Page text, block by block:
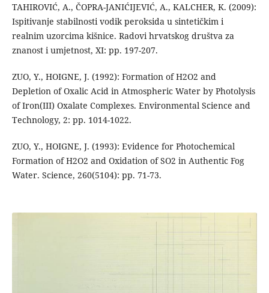
TAHIROVIĆ, A., ČOPRA-JANIĆIJEVIĆ, A., KALCHER, K. (2009):
Ispitivanje stabilnosti vodik peroksida u sintetičkim i
realnim uzorcima kišnice. Radovi hrvatskog društva za
znanost i umjetnost, XI: pp. 197-207.
ZUO, Y., HOIGNE, J. (1992): Formation of H2O2 and
Depletion of Oxalic Acid in Atmospheric Water by Photolysis
of Iron(III) Oxalate Complexes. Environmental Science and
Technology, 2: pp. 1014-1022.
ZUO, Y., HOIGNE, J. (1993): Evidence for Photochemical
Formation of H2O2 and Oxidation of SO2 in Authentic Fog
Water. Science, 260(5104): pp. 71-73.